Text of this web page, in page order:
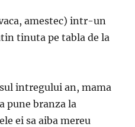
amestec) intr-un
tinuta pe tabla de la
intregului an, mama
pune branza la
ei sa aiba mereu